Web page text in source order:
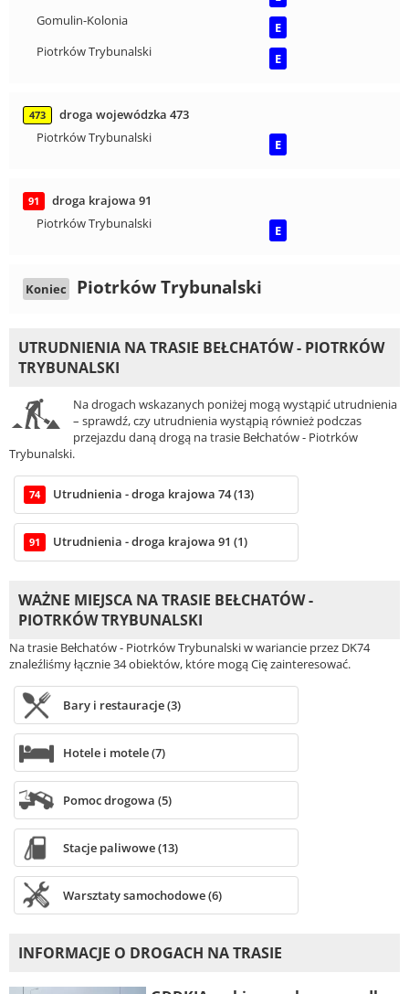
Gomulin-Kolonia
E
Piotrków Trybunalski
E
473
droga wojewódzka 473
Piotrków Trybunalski
E
91
droga krajowa 91
Piotrków Trybunalski
E
Koniec Piotrków Trybunalski
UTRUDNIENIA NA TRASIE BEŁCHATÓW - PIOTRKÓW
TRYBUNALSKI
Na drogach wskazanych poniżej mogą wystąpić utrudnienia
– sprawdź, czy utrudnienia wystąpią również podczas
przejazdu daną drogą na trasie Bełchatów - Piotrków
Trybunalski.
74 Utrudnienia - droga krajowa 74 (13)
91 Utrudnienia - droga krajowa 91 (1)
WAŻNE MIEJSCA NA TRASIE BEŁCHATÓW -
PIOTRKÓW TRYBUNALSKI
Na trasie Bełchatów - Piotrków Trybunalski w wariancie przez DK74
znaleźliśmy łącznie 34 obiektów, które mogą Cię zainteresować.
Bary i restauracje (3)
Hotele i motele (7)
Pomoc drogowa (5)
Stacje paliwowe (13)
Warsztaty samochodowe (6)
INFORMACJE O DROGACH NA TRASIE